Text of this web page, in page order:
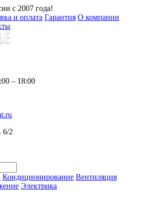
с 2007 года!
и оплата Гарантия О компании
– 18:00
6/2
Кондиционирование Вентиляция
Электрика